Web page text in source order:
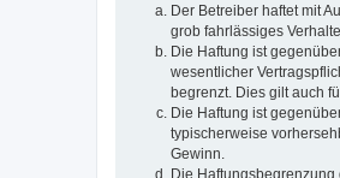
Der Betreiber haftet mit
grob fahrlässiges
Die Haftung ist
wesentlicher
begrenzt. Dies gilt auch
Die Haftung ist
typischerweise
Gewinn.
Die Haftungsbegrenzung